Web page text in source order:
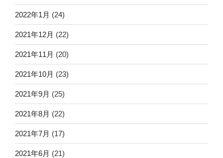
2022年1月 (24)
2021年12月 (22)
2021年11月 (20)
2021年10月 (23)
2021年9月 (25)
2021年8月 (22)
2021年7月 (17)
2021年6月 (21)